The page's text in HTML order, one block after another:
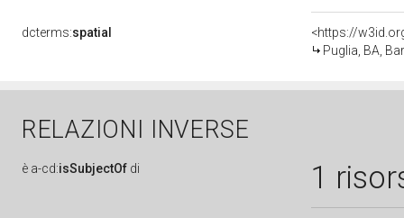
dcterms:spatial
<https://
Puglia, BA,
RELAZIONI INVERSE
è a-cd:isSubjectOf di 1